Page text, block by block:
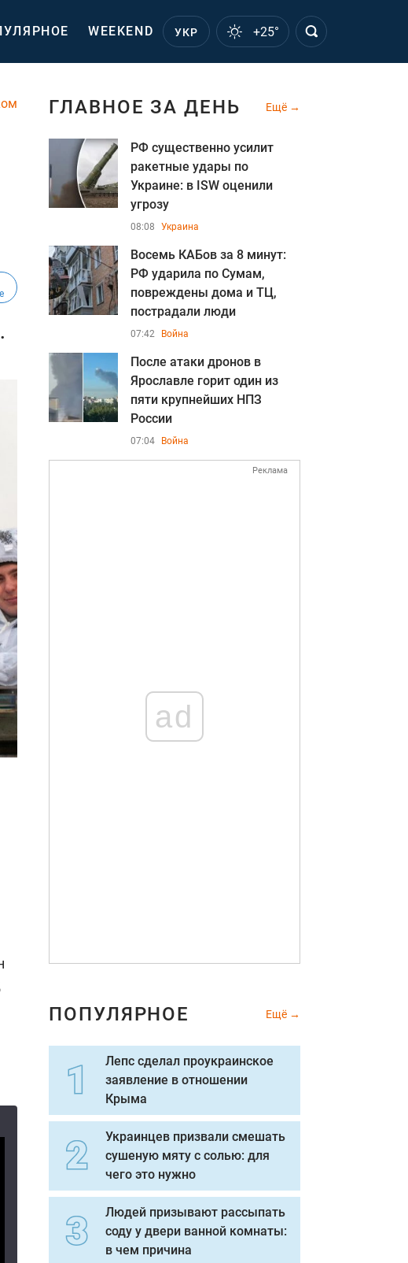
WEEKEND УКР +25°
ГЛАВНОЕ ЗА ДЕНЬ Ещё
РФ существенно усилит
ракетные удары по
Украине: в ISW оценили
угрозу
08:08 Украина
Восемь КАБов за 8 минут:
РФ ударила по Сумам,
повреждены дома и ТЦ,
пострадали люди
07:42 Война
После атаки дронов в
Ярославле горит один из
пяти крупнейших НПЗ
России
07:04 Война
Реклама
ad
ПОПУЛЯРНОЕ Ещё
Лепс сделал проукраинское
заявление в отношении
Крыма
Украинцев призвали смешать
сушеную мяту с солью: для
чего это нужно
Людей призывают рассыпать
соду у двери ванной комнаты:
в чем причина